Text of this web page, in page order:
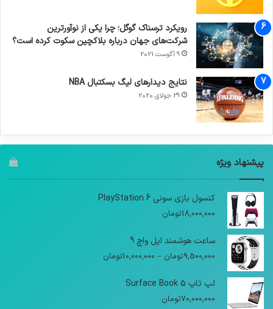
رویکرد ترسناک گوگل؛ چرا یکی از نوآورترین
شرکت‌های جهان درباره بلاکچین سکوت کرده است؟
9 آگوست 2021
نتایج دیدار‌های لیگ بسکتبال NBA
29 جولای 2020
پیشنهاد ویژه
کنسول بازی سونی PlayStation 6
18,000,000تومان
ساعت هوشمند اپل واچ 9
9,500,000تومان –
10,000,000تومان
لپ تاپ Surface Book 5
70,000,000تومان